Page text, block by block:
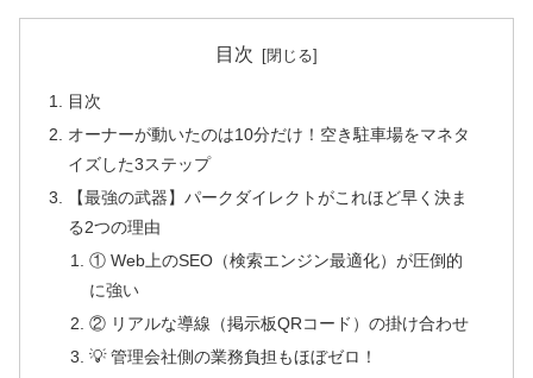
目次
目次
オーナーが動いたのは10分だけ！空き駐車場をマネタ
イズした3ステップ
【最強の武器】パークダイレクトがこれほど早く決ま
る2つの理由
① Web上のSEO（検索エンジン最適化）が圧倒的
に強い
② リアルな導線（掲示板QRコード）の掛け合わせ
💡 管理会社側の業務負担もほぼゼロ！